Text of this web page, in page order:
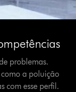
problemas.
como a poluição
com esse perfil.